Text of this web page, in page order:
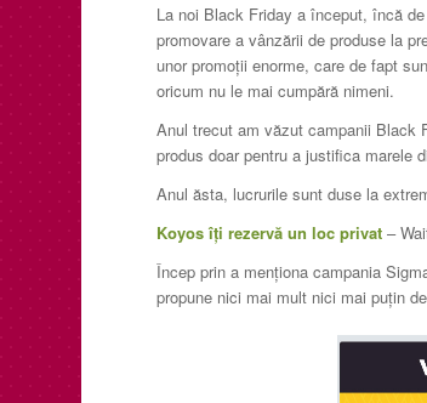
La noi Black Friday a început, încă
promovare a vânzării de produse la
unor promoții enorme, care de fapt
oricum nu le mai cumpără nimeni.
Anul trecut am văzut campanii Black
produs doar pentru a justifica marele
Anul ăsta, lucrurile sunt duse la
Koyos îți rezervă un loc privat –
Încep prin a menționa campania
propune nici mai mult nici mai puțin